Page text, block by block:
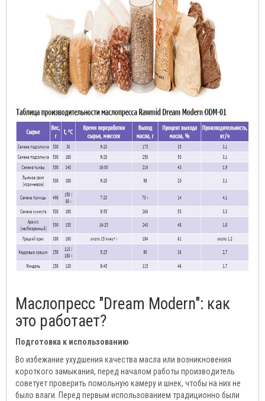
Маслопресс "Dream Modern": как
это работает?
Подготовка к использованию
Во избежание ухудшения качества масла или возникновения
короткого замыкания, перед началом работы производитель
советует проверить помольную камеру и шнек, чтобы на них не
было влаги. Перед первым использованием традиционно были